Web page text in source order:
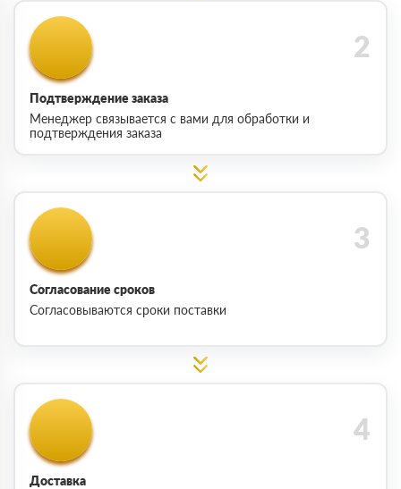
Подтверждение заказа
Менеджер связывается с вами для обработки и
подтверждения заказа
Согласование сроков
Согласовываются сроки поставки
Доставка